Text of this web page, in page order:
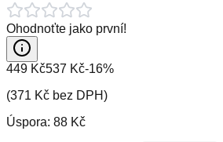
Ohodnoťte jako první!
449 Kč537 Kč-16%
(371 Kč bez DPH)
Úspora: 88 Kč